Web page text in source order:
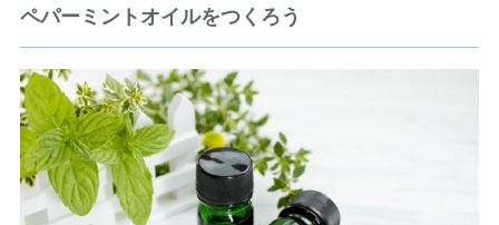
ペパーミントオイルをつくろう